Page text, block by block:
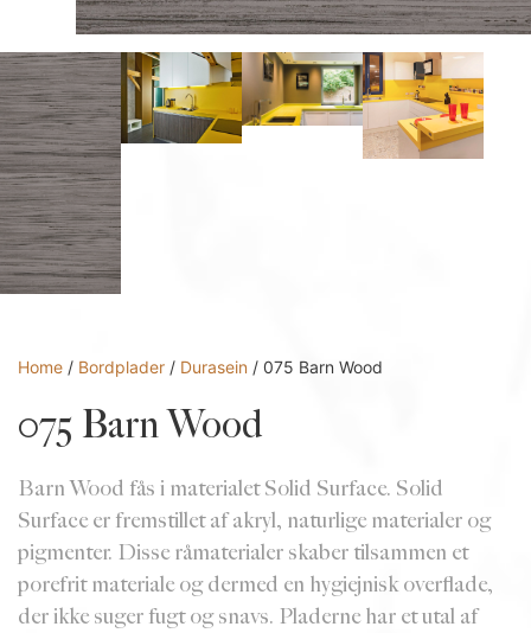
Home / Bordplader / Durasein / 075 Barn Wood
075 Barn Wood
Barn Wood fås i materialet Solid Surface. Solid
Surface er fremstillet af akryl, naturlige materialer og
pigmenter. Disse råmaterialer skaber tilsammen et
porefrit materiale og dermed en hygiejnisk overflade,
der ikke suger fugt og snavs. Pladerne har et utal af